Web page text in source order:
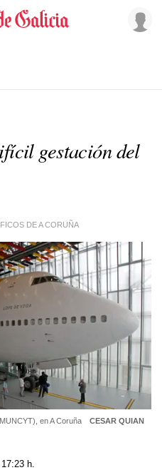
gestación del
DE A CORUÑA
en A Coruña CESAR QUIAN
h.